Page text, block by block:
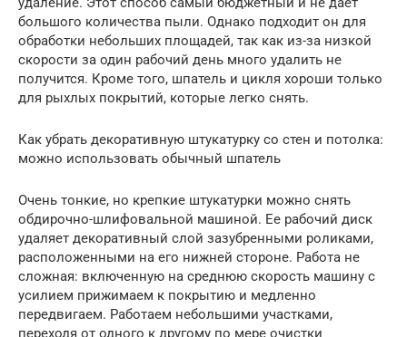
большого количества пыли. Однако подходит он для
обработки небольших площадей, так как из-за низкой
скорости за один рабочий день много удалить не
получится. Кроме того, шпатель и цикля хороши только
для рыхлых покрытий, которые легко снять.
Как убрать декоративную штукатурку со стен и потолка:
можно использовать обычный шпатель
Очень тонкие, но крепкие штукатурки можно снять
обдирочно-шлифовальной машиной. Ее рабочий диск
удаляет декоративный слой зазубренными роликами,
расположенными на его нижней стороне. Работа не
сложная: включенную на среднюю скорость машину с
усилием прижимаем к покрытию и медленно
передвигаем. Работаем небольшими участками,
переходя от одного к другому по мере очистки